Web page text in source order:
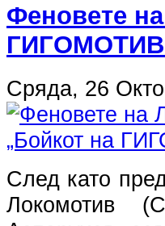
Феновете
Сряда, 26
След като
Локомотив